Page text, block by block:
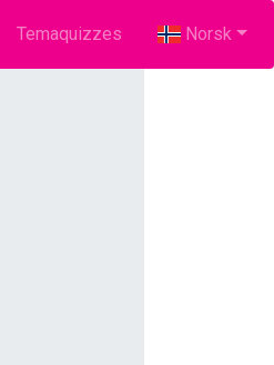
Temaquizzes Norsk